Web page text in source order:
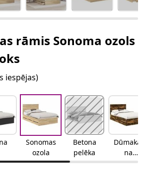
rāmis Sonoma ozols
iespējas)
Sonomas
ozola
Betona
pelēka
Dūmakai
na
ozolkoka